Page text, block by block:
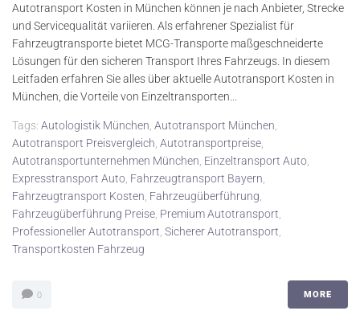
Autotransport Kosten in München können je nach Anbieter, Strecke
und Servicequalität variieren. Als erfahrener Spezialist für
Fahrzeugtransporte bietet MCG-Transporte maßgeschneiderte
Lösungen für den sicheren Transport Ihres Fahrzeugs. In diesem
Leitfaden erfahren Sie alles über aktuelle Autotransport Kosten in
München, die Vorteile von Einzeltransporten...
Tags: Autologistik München Autotransport München
Autotransport Preisvergleich Autotransportpreise
Autotransportunternehmen München Einzeltransport Auto
Expresstransport Auto Fahrzeugtransport Bayern
Fahrzeugtransport Kosten Fahrzeugüberführung
Fahrzeugüberführung Preise Premium Autotransport
Professioneller Autotransport Sicherer Autotransport
Transportkosten Fahrzeug
0 MORE